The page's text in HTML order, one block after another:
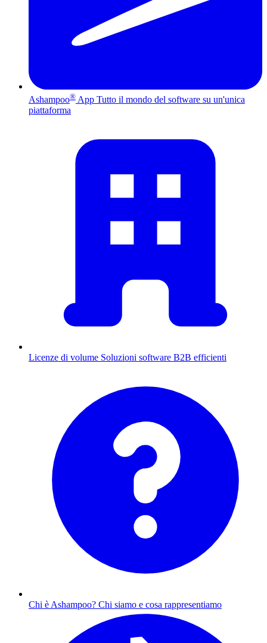
Ashampoo® App Tutto il mondo del software su un'unica
piattaforma
Licenze di volume Soluzioni software B2B efficienti
Chi è Ashampoo? Chi siamo e cosa rappresentiamo